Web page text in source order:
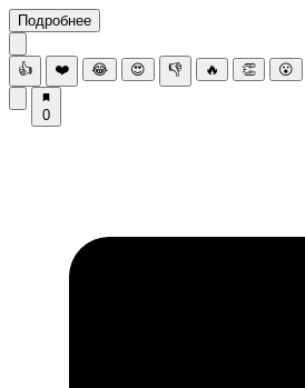
Подробнее
👍 ❤️ 😂 😍 👎 🔥 👏 😮
0